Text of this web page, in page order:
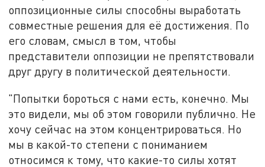
оппозиционные силы способны выработать
совместные решения для её достижения. По
его словам, смысл в том, чтобы
представители оппозиции не препятствовали
друг другу в политической деятельности.
"Попытки бороться с нами есть, конечно. Мы
это видели, мы об этом говорили публично. Не
хочу сейчас на этом концентрироваться. Но
мы в какой-то степени с пониманием
относимся к тому, что какие-то силы хотят